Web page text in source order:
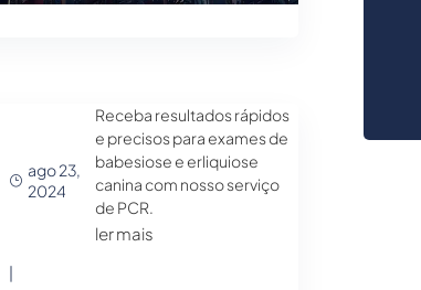
ago 23,
2024
|
Receba resultados rápidos
e precisos para exames de
babesiose e erliquiose
canina com nosso serviço
de PCR.
ler mais